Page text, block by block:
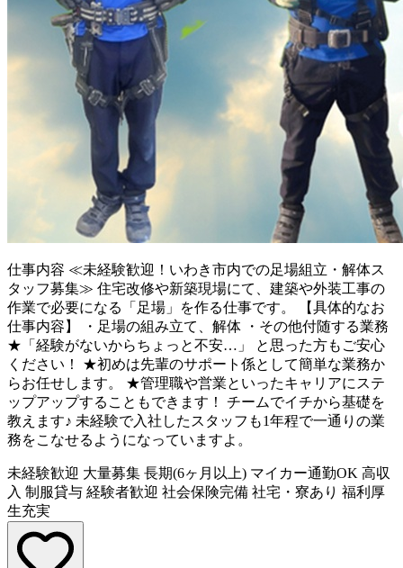
仕事内容 ≪未経験歓迎！いわき市内での足場組立・解体ス
タッフ募集≫ 住宅改修や新築現場にて、建築や外装工事の
作業で必要になる「足場」を作る仕事です。 【具体的なお
仕事内容】 ・足場の組み立て、解体 ・その他付随する業務
★「経験がないからちょっと不安…」 と思った方もご安心
ください！ ★初めは先輩のサポート係として簡単な業務か
らお任せします。 ★管理職や営業といったキャリアにステ
ップアップすることもできます！ チームでイチから基礎を
教えます♪ 未経験で入社したスタッフも1年程で一通りの業
務をこなせるようになっていますよ。
未経験歓迎 大量募集 長期(6ヶ月以上) マイカー通勤OK 高収
入 制服貸与 経験者歓迎 社会保険完備 社宅・寮あり 福利厚
生充実